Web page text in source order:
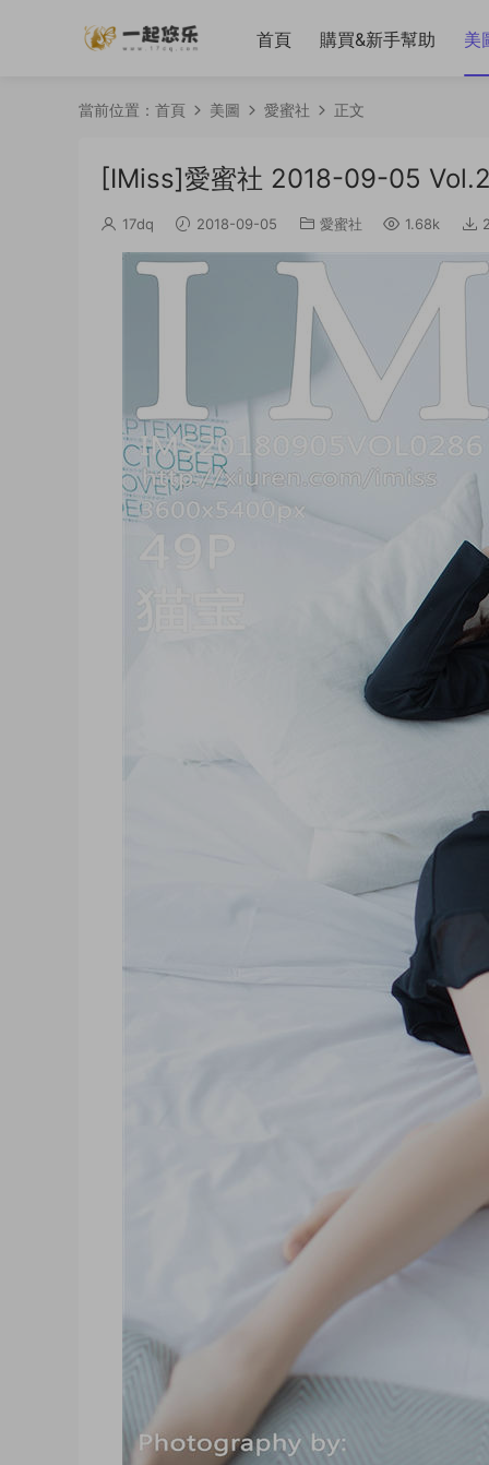
首頁 購買&新手幫助 美
當前位置： 首頁 美圖 愛蜜社 正文
[IMiss]愛蜜社 2018-09-05
17dq 2018-09-05 愛蜜社 1.68k